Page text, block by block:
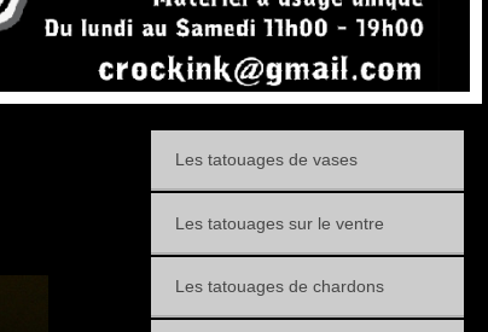
Les tatouages de vases
Les tatouages sur le ventre
Les tatouages de chardons